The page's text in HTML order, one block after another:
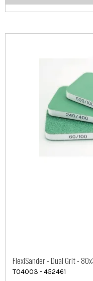
FlexiSander - Dual Grit -
T04003 - 452461